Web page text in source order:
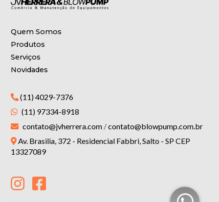
Quem Somos
Produtos
Serviços
Novidades
(11) 4029-7376
(11) 97334-8918
contato@jvherrera.com /contato@blowpump.com.br
Av. Brasilia, 372 - Residencial Fabbri, Salto - SP CEP
13327089